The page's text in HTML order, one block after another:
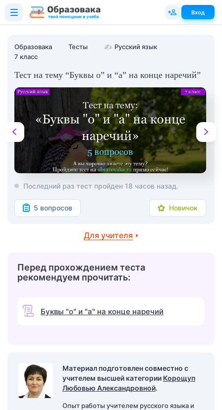
Образовака Тесты ✍ Русский язык
7 класс
Тест на тему “Буквы о” и “а” на конце наречий”
Последний раз тест пройден 18 часов назад.
5 вопросов Новичок
Для учителя
Перед прохождением теста
рекомендуем прочитать:
Буквы "о" и "а" на конце наречий
Материал подготовлен совместно с
учителем высшей категории Корощуп
Любовью Александровной.
Опыт работы учителем русского языка и
Вход